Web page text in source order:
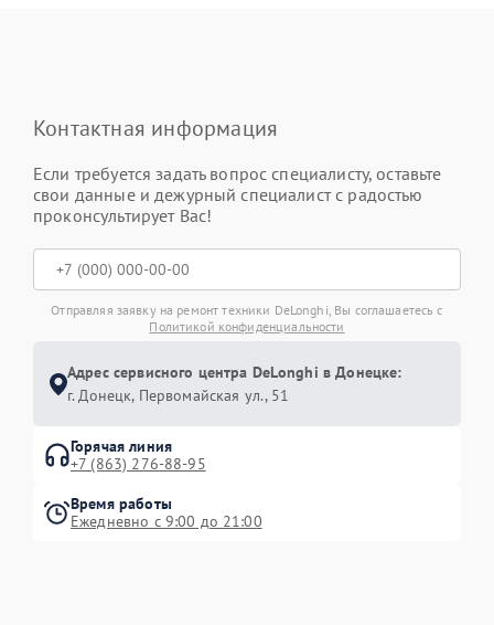
Контактная информация
Если требуется задать вопрос специалисту, оставьте
свои данные и дежурный специалист с радостью
проконсультирует Вас!
Отправляя заявку на ремонт техники DeLonghi, Вы соглашаетесь с
Политикой конфиденциальности
Адрес сервисного центра DeLonghi в Донецке:
г. Донецк, Первомайская ул., 51
Горячая линия
+7 (863) 276-88-95
Время работы
Ежедневно с 9:00 до 21:00